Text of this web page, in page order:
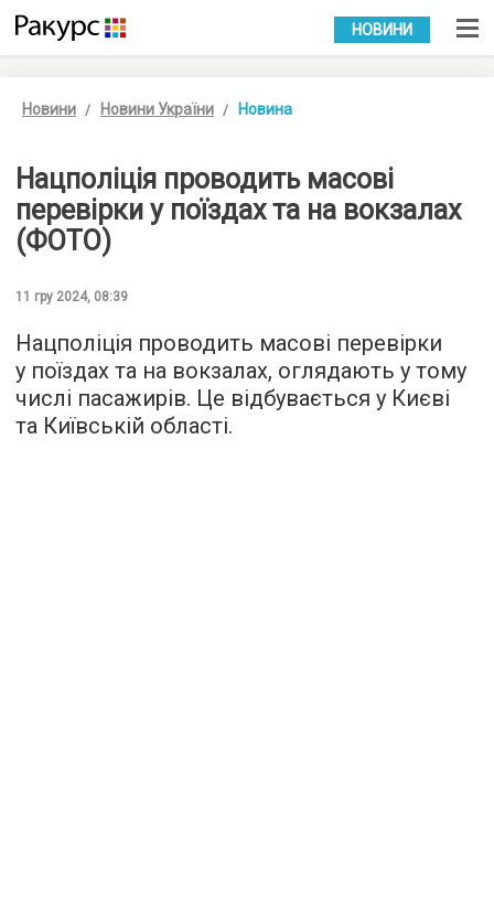
УКР РУС
НОВИНИ
Новини Новини України Новина
Нацполіція проводить масові
перевірки у поїздах та на вокзалах
(ФОТО)
11 гру 2024, 08:39
Нацполіція проводить масові перевірки
у поїздах та на вокзалах, оглядають у тому
числі пасажирів. Це відбувається у Києві
та Київській області.